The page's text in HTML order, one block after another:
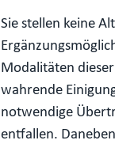
Sie stellen keine
Modalitäten
wahrende
notwendige
entfallen.